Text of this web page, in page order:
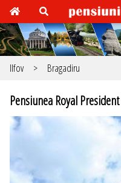
Ilfov > Bragadiru
Pensiunea Royal President